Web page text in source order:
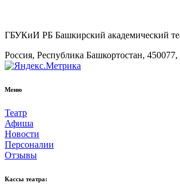
ГБУКиИ РБ Башкирский академический
Россия, Республика Башкортостан,
Меню
Театр
Афиша
Новости
Персоналии
Отзывы
Кассы театра: